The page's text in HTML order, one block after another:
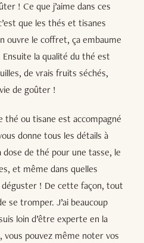
! Ce que j’aime dans ces
que les thés et tisanes
ouvre le coffret, ça embaume
la qualité du thé est
de vrais fruits séchés,
de goûter !
thé ou tisane est accompagné
donne tous les détails à
de thé pour une tasse, le
et même dans quelles
! De cette façon, tout
se tromper. J’ai beaucoup
loin d’être experte en la
pouvez même noter vos